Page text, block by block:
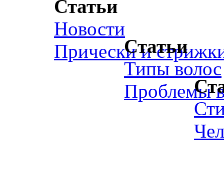
Статьи
Новости
Прически иСтатьи
Типы волос
Проблемы